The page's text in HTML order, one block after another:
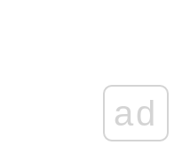
ad